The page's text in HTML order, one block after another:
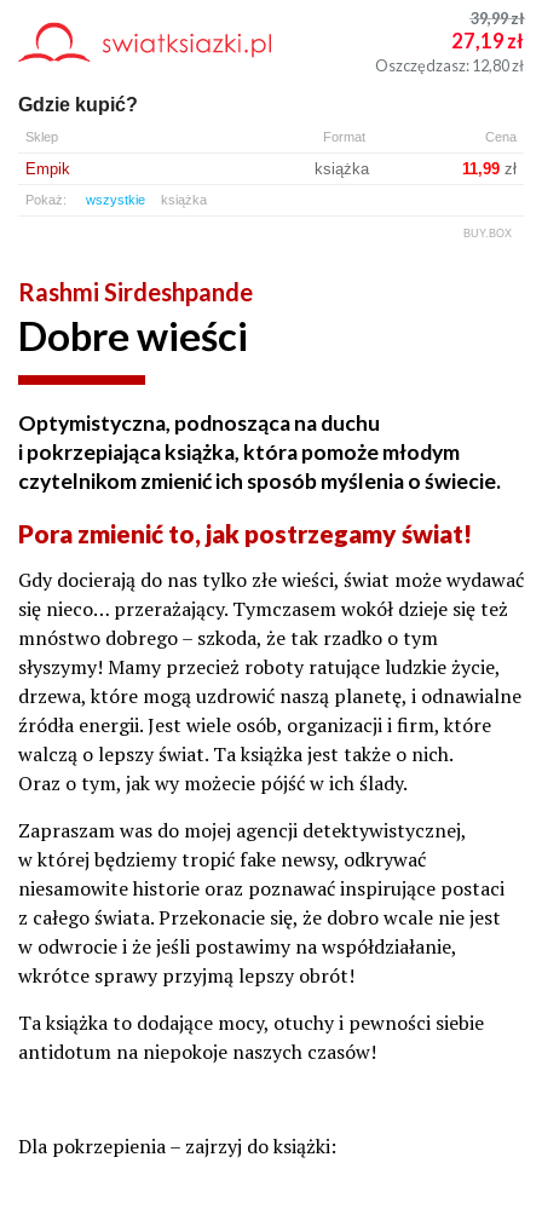
39,99zł
27,19zł
Oszczędzasz: 12,80zł
Gdzie kupić?
Sklep Format Cena
Empik książka 11,99zł
Pokaż: wszystkie książka
BUY.BOX
Rashmi Sirdeshpande
Dobre wieści
Optymistyczna, podnosząca na duchu
i pokrzepiająca książka, która pomoże młodym
czytelnikom zmienić ich sposób myślenia o świecie.
Pora zmienić to, jak postrzegamy świat!
Gdy docierają do nas tylko złe wieści, świat może wydawać
się nieco… przerażający. Tymczasem wokół dzieje się też
mnóstwo dobrego – szkoda, że tak rzadko o tym
słyszymy! Mamy przecież roboty ratujące ludzkie życie,
drzewa, które mogą uzdrowić naszą planetę, i odnawialne
źródła energii. Jest wiele osób, organizacji i firm, które
walczą o lepszy świat. Ta książka jest także o nich.
Oraz o tym, jak wy możecie pójść w ich ślady.
Zapraszam was do mojej agencji detektywistycznej,
w której będziemy tropić fake newsy, odkrywać
niesamowite historie oraz poznawać inspirujące postaci
z całego świata. Przekonacie się, że dobro wcale nie jest
w odwrocie i że jeśli postawimy na współdziałanie,
wkrótce sprawy przyjmą lepszy obrót!
Ta książka to dodające mocy, otuchy i pewności siebie
antidotum na niepokoje naszych czasów!
Dla pokrzepienia – zajrzyj do książki: